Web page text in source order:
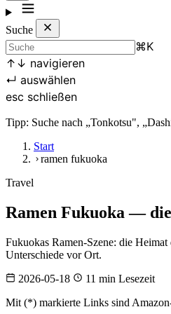
Suche
⌘K
↑ ↓ navigieren
↵ auswählen
esc schließen
Tipp: Suche nach „Tonkotsu",
Start
ramen fukuoka
Travel
Ramen Fukuoka —
Fukuokas Ramen-Szene: die
Unterschiede vor Ort.
2026-05-18
11 min Lesezeit
Mit (*) markierte Links sind